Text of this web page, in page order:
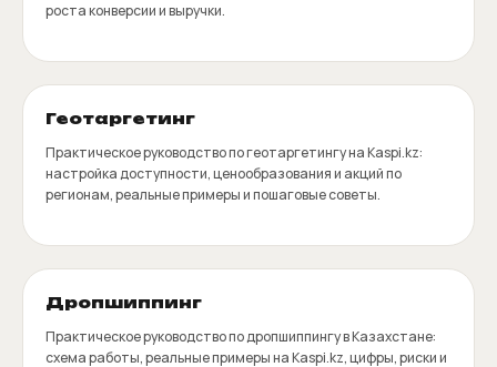
роста конверсии и выручки.
Геотаргетинг
Практическое руководство по геотаргетингу на Kaspi.kz:
настройка доступности, ценообразования и акций по
регионам, реальные примеры и пошаговые советы.
Дропшиппинг
Практическое руководство по дропшиппингу в Казахстане:
схема работы, реальные примеры на Kaspi.kz, цифры, риски и